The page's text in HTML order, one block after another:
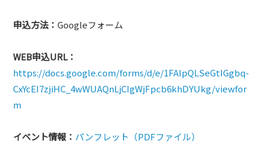
申込方法：Googleフォーム
WEB申込URL：
https://docs.google.com/forms/d/e/1FAIpQLSeGtIGgbq-
CxYcEI7zjiHC_4wWUAQnLjCIgWjFpcb6khDYUkg/viewfor
m
イベント情報： パンフレット（PDFファイル）